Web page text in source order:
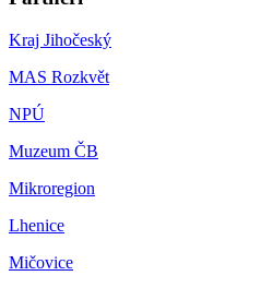
Kraj Jihočeský
MAS Rozkvět
NPÚ
Muzeum ČB
Mikroregion
Lhenice
Mičovice